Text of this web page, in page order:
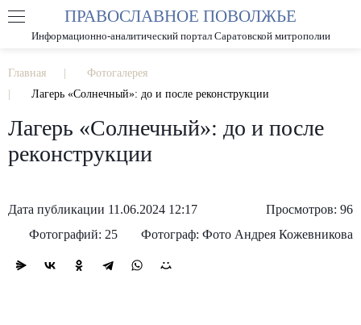
РАЗМЕР ШРИФТА А А
ПРАВОСЛАВНОЕ ПОВОЛЖЬЕ
Информационно-аналитический портал Саратовской митрополии
Главная
Фотогалерея
Лагерь «Солнечный»: до и после реконструкции
Лагерь «Солнечный»: до и после
реконструкции
Дата публикации 11.06.2024 12:17
Просмотров: 96
Фотографий: 25
Фотограф: Фото Андрея Кожевникова